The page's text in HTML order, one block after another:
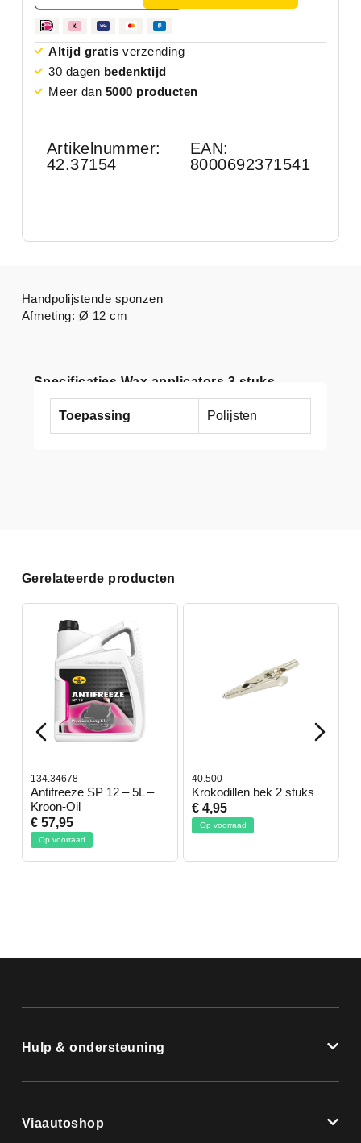
Altijd gratis verzending
30 dagen bedenktijd
Meer dan 5000 producten
Artikelnummer:
42.37154
EAN:
8000692371541
Specificaties Wax applicators 3 stuks
Toepassing Polijsten
Handpolijstende sponzen
Afmeting: Ø 12 cm
Gerelateerde producten
134.34678
Antifreeze SP 12 – 5L –
Kroon-Oil
€ 57,95
Op voorraad
40.500
Krokodillen bek 2 stuks
€ 4,95
Op voorraad
Hulp & ondersteuning
Viaautoshop